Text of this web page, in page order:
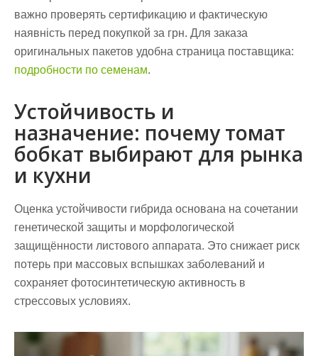
важно проверять сертификацию и фактическую
наявність перед покупкой за грн. Для заказа
оригинальных пакетов удобна страница поставщика:
подробности по семенам.
Устойчивость и
назначение: почему томат
бобкат выбирают для рынка
и кухни
Оценка устойчивости гибрида основана на сочетании
генетической защиты и морфологической
защищённости листового аппарата. Это снижает риск
потерь при массовых вспышках заболеваний и
сохраняет фотосинтетическую активность в
стрессовых условиях.